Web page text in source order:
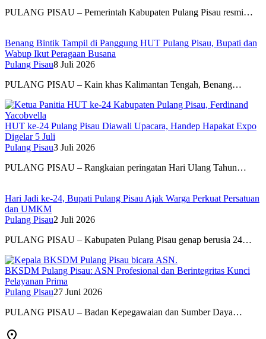
PULANG PISAU – Pemerintah Kabupaten Pulang Pisau resmi…
Benang Bintik Tampil di Panggung HUT Pulang Pisau, Bupati dan
Wabup Ikut Peragaan Busana
Pulang Pisau8 Juli 2026
PULANG PISAU – Kain khas Kalimantan Tengah, Benang…
HUT ke-24 Pulang Pisau Diawali Upacara, Handep Hapakat Expo
Digelar 5 Juli
Pulang Pisau3 Juli 2026
PULANG PISAU – Rangkaian peringatan Hari Ulang Tahun…
Hari Jadi ke-24, Bupati Pulang Pisau Ajak Warga Perkuat Persatuan
dan UMKM
Pulang Pisau2 Juli 2026
PULANG PISAU – Kabupaten Pulang Pisau genap berusia 24…
BKSDM Pulang Pisau: ASN Profesional dan Berintegritas Kunci
Pelayanan Prima
Pulang Pisau27 Juni 2026
PULANG PISAU – Badan Kepegawaian dan Sumber Daya…